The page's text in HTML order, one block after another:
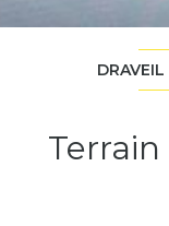
DRAVEIL